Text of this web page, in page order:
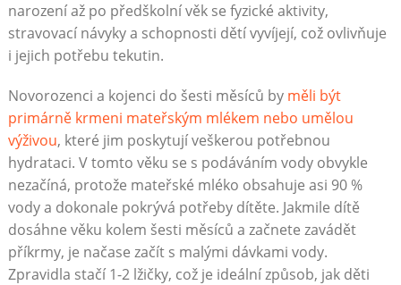
narození až po předškolní věk se fyzické aktivity,
stravovací návyky a schopnosti dětí vyvíjejí, což ovlivňuje
i jejich potřebu tekutin.
Novorozenci a kojenci do šesti měsíců by měli být
primárně krmeni mateřským mlékem nebo umělou
výživou, které jim poskytují veškerou potřebnou
hydrataci. V tomto věku se s podáváním vody obvykle
nezačíná, protože mateřské mléko obsahuje asi 90 %
vody a dokonale pokrývá potřeby dítěte. Jakmile dítě
dosáhne věku kolem šesti měsíců a začnete zavádět
příkrmy, je načase začít s malými dávkami vody.
Zpravidla stačí 1-2 lžičky, což je ideální způsob, jak děti